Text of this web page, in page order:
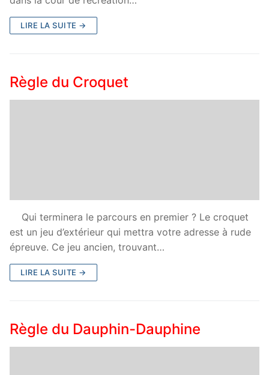
LIRE LA SUITE →
Règle du Croquet
Qui terminera le parcours en premier ? Le croquet
est un jeu d’extérieur qui mettra votre adresse à rude
épreuve. Ce jeu ancien, trouvant…
LIRE LA SUITE →
Règle du Dauphin-Dauphine